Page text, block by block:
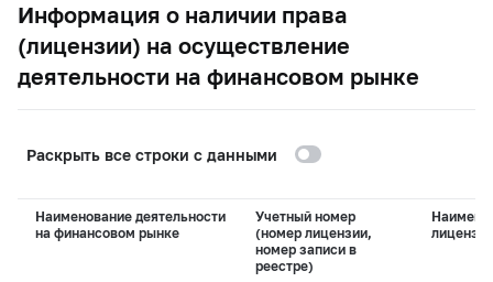
Информация о наличии права
(лицензии) на осуществление
деятельности на финансовом рынке
Раскрыть все строки с данными
Наименование деятельности
на финансовом рынке
Учетный номер
(номер лицензии,
номер записи в
реестре)
лицензии